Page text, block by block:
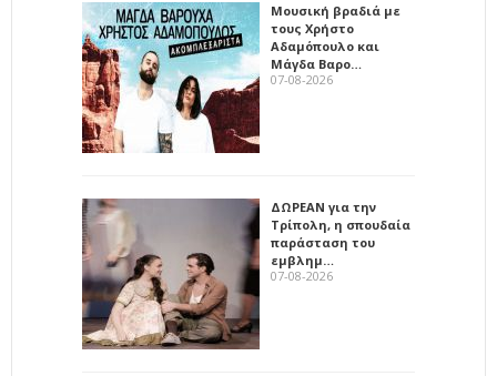
Μουσική βραδιά με
τους Χρήστο
Αδαμόπουλο και
Μάγδα Βαρο…
07-08-2026
ΔΩΡΕΑΝ για την
Τρίπολη, η σπουδαία
παράσταση του
εμβλημ…
07-08-2026